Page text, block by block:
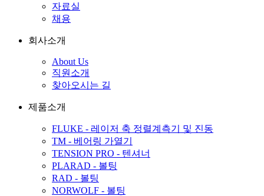
자료실
채용
회사소개
About Us
직원소개
찾아오시는 길
제품소개
FLUKE - 레이저 축 정렬계측기 및 진동
TM - 베어링 가열기
TENSION PRO - 텐셔너
PLARAD - 볼팅
RAD - 볼팅
NORWOLF - 볼팅